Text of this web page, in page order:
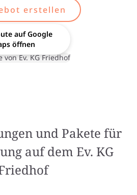
erstellen
auf Google
öffnen
und Pakete für
auf dem Ev. KG